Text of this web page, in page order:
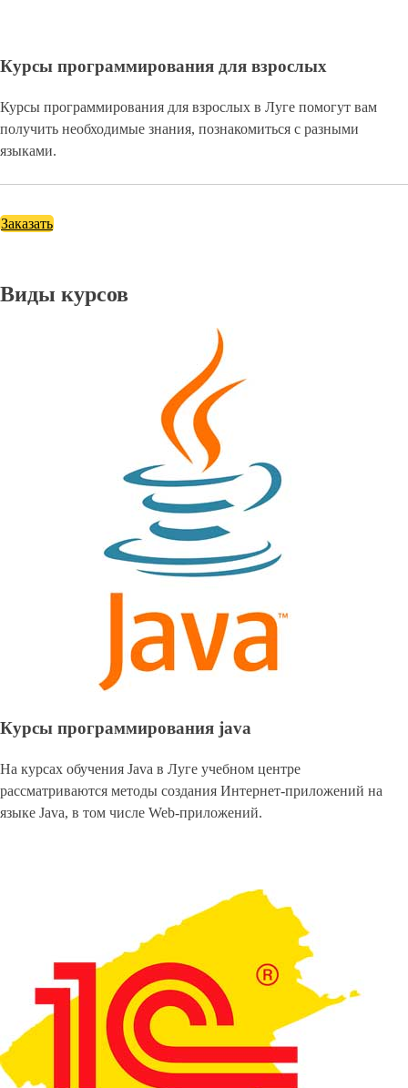
Курсы программирования для взрослых
Курсы программирования для взрослых в Луге помогут вам
получить необходимые знания, познакомиться с разными
языками.
Заказать
Виды курсов
Курсы программирования java
На курсах обучения Java в Луге учебном центре
рассматриваются методы создания Интернет-приложений на
языке Java, в том числе Web-приложений.